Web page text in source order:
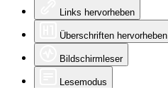
Links hervorheben
Überschriften hervorheben
Bildschirmleser
Lesemodus